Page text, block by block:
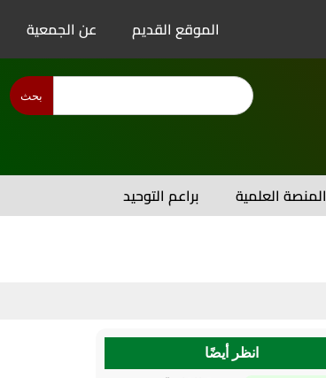
الموقع القديم عن الجمعية
بحث
المنصة العلمية براعم التوحيد
انظر أيضًا